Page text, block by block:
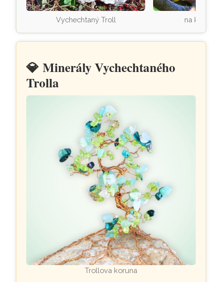
Vychechtaný Troll na
💎Minerály Vychechtaného
Trolla
Trollova koruna